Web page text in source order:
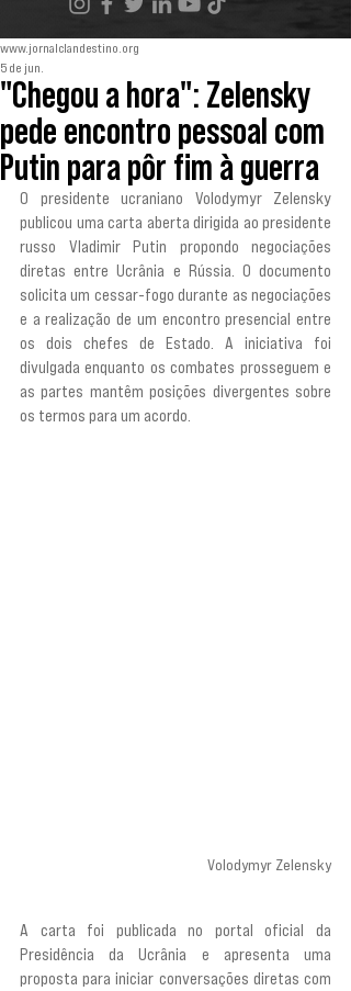
"Chegou a hora": Zelensky
pede encontro pessoal com
Putin para pôr fim à guerra
www.jornalclandestino.org
5 de jun.
O presidente ucraniano Volodymyr Zelensky
publicou uma carta aberta dirigida ao presidente
russo Vladimir Putin propondo negociações
diretas entre Ucrânia e Rússia. O documento
solicita um cessar-fogo durante as negociações
e a realização de um encontro presencial entre
os dois chefes de Estado. A iniciativa foi
divulgada enquanto os combates prosseguem e
as partes mantêm posições divergentes sobre
os termos para um acordo.
Volodymyr Zelensky
A carta foi publicada no portal oficial da
Presidência da Ucrânia e apresenta uma
proposta para iniciar conversações diretas com